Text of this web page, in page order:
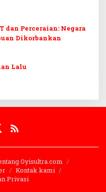
dan Perceraian: Negara
Dikorbankan
Lalu
Oyisultra.com
Kontak kami
Privasi